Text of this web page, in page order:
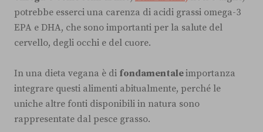
potrebbe esserci una carenza di acidi grassi omega-3
EPA e DHA, che sono importanti per la salute del
cervello, degli occhi e del cuore.
In una dieta vegana è di fondamentaleimportanza
integrare questi alimenti abitualmente, perché le
uniche altre fonti disponibili in natura sono
rappresentate dal pesce grasso.